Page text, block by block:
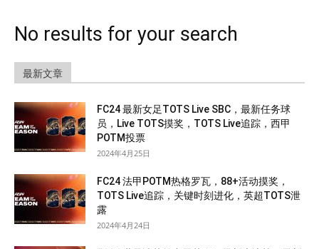
No results for your search
最新文章
FC24 最新女足TOTS Live SBC，最新任务球
员，Live TOTS摸奖，TOTS Live追踪，西甲
POTM投票
2024年4月25日
FC24 法甲POTM热格罗瓦，88+活动摸奖，
TOTS Live追踪，关键时刻进化，英超TOTS泄
露
2024年4月24日